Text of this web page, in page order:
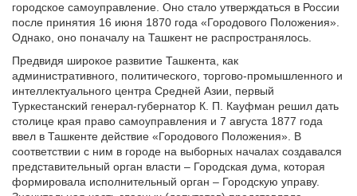
городское самоуправление. Оно стало утверждаться в России
после принятия 16 июня 1870 года «Городового Положения».
Однако, оно поначалу на Ташкент не распространялось.
Предвидя широкое развитие Ташкента, как
административного, политического, торгово-промышленного и
интеллектуального центра Средней Азии, первый
Туркестанский генерал-губернатор К. П. Кауфман решил дать
столице края право самоуправления и 7 августа 1877 года
ввел в Ташкенте действие «Городового Положения». В
соответствии с ним в городе на выборных началах создавался
представительный орган власти – Городская дума, которая
формировала исполнительный орган – Городскую управу.